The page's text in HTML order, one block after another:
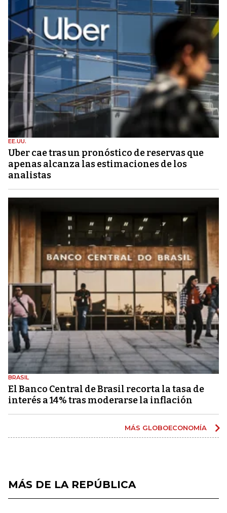
EE.UU.
Uber cae tras un pronóstico de reservas que
apenas alcanza las estimaciones de los
analistas
BRASIL
El Banco Central de Brasil recorta la tasa de
interés a 14% tras moderarse la inflación
MÁS GLOBOECONOMÍA
MÁS DE LA REPÚBLICA